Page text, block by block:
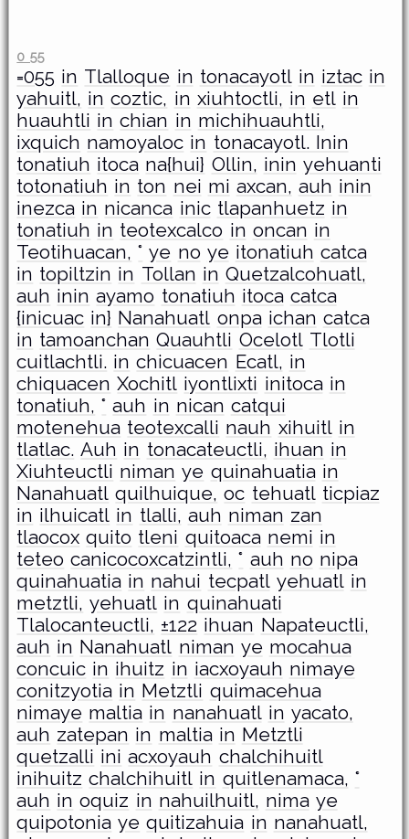
0 55
=055 in Tlalloque in tonacayotl in iztac in
yahuitl, in coztic, in xiuhtoctli, in etl in
huauhtli in chian in michihuauhtli,
ixquich namoyaloc in tonacayotl. Inin
tonatiuh itoca na{hui} Ollin, inin yehuanti
totonatiuh in ton nei mi axcan, auh inin
inezca in nicanca inic tlapanhuetz in
tonatiuh in teotexcalco in oncan in
Teotihuacan, ° ye no ye itonatiuh catca
in topiltzin in Tollan in Quetzalcohuatl,
auh inin ayamo tonatiuh itoca catca
{inicuac in} Nanahuatl onpa ichan catca
in tamoanchan Quauhtli Ocelotl Tlotli
cuitlachtli. in chicuacen Ecatl, in
chiquacen Xochitl iyontlixti initoca in
tonatiuh, ° auh in nican catqui
motenehua teotexcalli nauh xihuitl in
tlatlac. Auh in tonacateuctli, ihuan in
Xiuhteuctli niman ye quinahuatia in
Nanahuatl quilhuique, oc tehuatl ticpiaz
in ilhuicatl in tlalli, auh niman zan
tlaocox quito tleni quitoaca nemi in
teteo canicocoxcatzintli, ° auh no nipa
quinahuatia in nahui tecpatl yehuatl in
metztli, yehuatl in quinahuati
Tlalocanteuctli, ±122 ihuan Napateuctli,
auh in Nanahuatl niman ye mocahua
concuic in ihuitz in iacxoyauh nimaye
conitzyotia in Metztli quimacehua
nimaye maltia in nanahuatl in yacato,
auh zatepan in maltia in Metztli
quetzalli ini acxoyauh chalchihuitl
inihuitz chalchihuitl in quitlenamaca, °
auh in oquiz in nahuilhuitl, nima ye
quipotonia ye quitizahuia in nanahuatl,